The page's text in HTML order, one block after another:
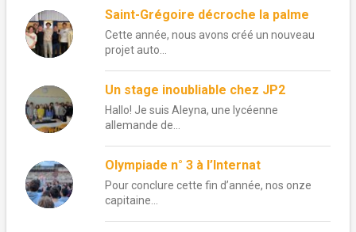
Saint-Grégoire décroche la palme
Cette année, nous avons créé un nouveau
projet auto...
Un stage inoubliable chez JP2
Hallo! Je suis Aleyna, une lycéenne
allemande de...
Olympiade n° 3 à l’Internat
Pour conclure cette fin d’année, nos onze
capitaine...